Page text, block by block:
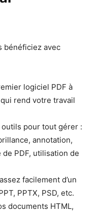
bénéficiez avec
logiciel PDF à
rend votre travail
pour tout gérer :
annotation,
PDF, utilisation de
facilement d’un
PPTX, PSD, etc.
documents HTML,